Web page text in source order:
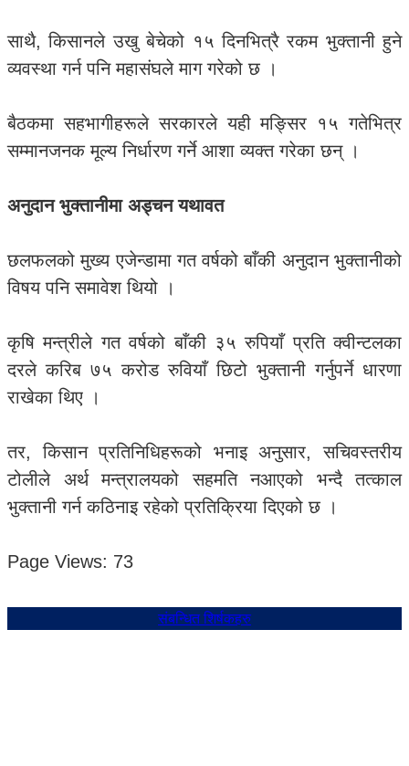
साथै, किसानले उखु बेचेको १५ दिनभित्रै रकम भुक्तानी हुने
व्यवस्था गर्न पनि महासंघले माग गरेको छ ।
बैठकमा सहभागीहरूले सरकारले यही मङ्सिर १५ गतेभित्र
सम्मानजनक मूल्य निर्धारण गर्ने आशा व्यक्त गरेका छन् ।
अनुदान भुक्तानीमा अड्चन यथावत
छलफलको मुख्य एजेन्डामा गत वर्षको बाँकी अनुदान भुक्तानीको
विषय पनि समावेश थियो ।
कृषि मन्त्रीले गत वर्षको बाँकी ३५ रुपियाँ प्रति क्वीन्टलका
दरले करिब ७५ करोड रुवियाँ छिटो भुक्तानी गर्नुपर्ने धारणा
राखेका थिए ।
तर, किसान प्रतिनिधिहरूको भनाइ अनुसार, सचिवस्तरीय
टोलीले अर्थ मन्त्रालयको सहमति नआएको भन्दै तत्काल
भुक्तानी गर्न कठिनाइ रहेको प्रतिक्रिया दिएको छ ।
Page Views: 73
संबन्धित शिर्षकहरु